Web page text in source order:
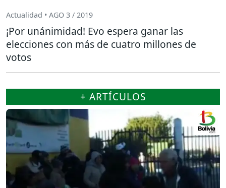
Actualidad • AGO 3 / 2019
¡Por unánimidad! Evo espera ganar las
elecciones con más de cuatro millones de
votos
+ ARTÍCULOS